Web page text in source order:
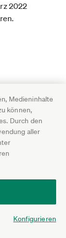
Medieninhalte
können,
Durch den
aller
Konfigurieren
2022
und